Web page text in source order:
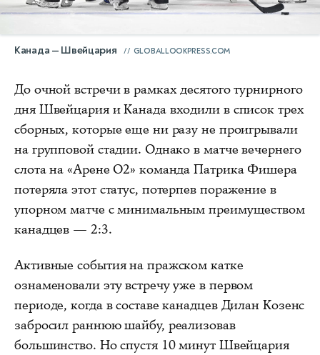
Канада — Швейцария GLOBALLOOKPRESS.COM
До очной встречи в рамках десятого турнирного
дня Швейцария и Канада входили в список трех
сборных, которые еще ни разу не проигрывали
на групповой стадии. Однако в матче вечернего
слота на «Арене О2» команда Патрика Фишера
потеряла этот статус, потерпев поражение в
упорном матче с минимальным преимуществом
канадцев — 2:3.
Активные события на пражском катке
ознаменовали эту встречу уже в первом
периоде, когда в составе канадцев Дилан Козенс
забросил раннюю шайбу, реализовав
большинство. Но спустя 10 минут Швейцария